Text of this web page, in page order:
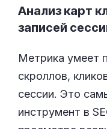
Анализ карт
записей
Метрика умеет
скроллов,
сессии. Это
инструмент в